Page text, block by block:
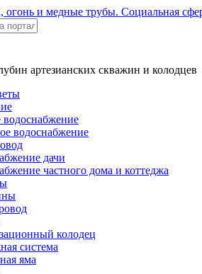
огонь и медные трубы. Социальная
артезианских скважин и колодцев
водоснабжение
водоснабжение
дачи
частного дома и коттеджа
колодец
система
яма